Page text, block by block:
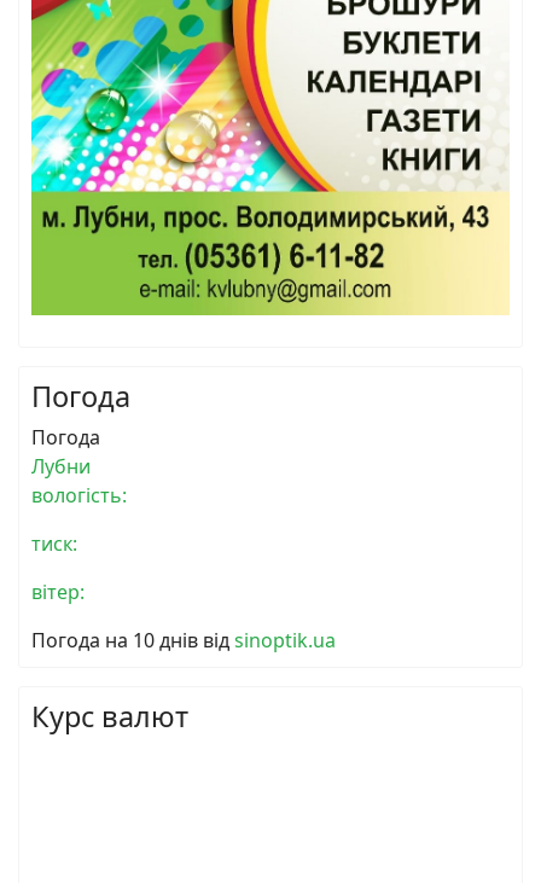
Погода
Погода
Лубни
вологість:
тиск:
вітер:
Погода на 10 днів відsinoptik.ua
Курс валют